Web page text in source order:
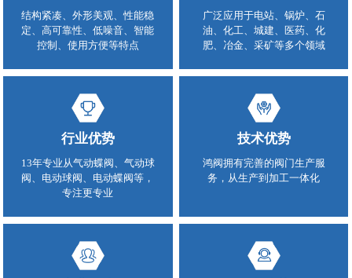
结构紧凑、外形美观、性能稳
定、高可靠性、低噪音、智能
控制、使用方便等特点
广泛应用于电站、锅炉、石
油、化工、城建、医药、化
肥、冶金、采矿等多个领域
行业优势
13年专业从气动蝶阀、气动球
阀、电动球阀、电动蝶阀等，
专注更专业
技术优势
鸿阀拥有完善的阀门生产服
务，从生产到加工一体化